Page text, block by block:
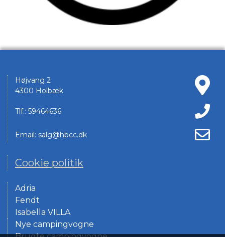
Højvang 2
4300 Holbæk
Tlf.: 59464636
Email: salg@hbcc.dk
Cookie politik
Adria
Fendt
Isabella VILLA
Nye campingvogne